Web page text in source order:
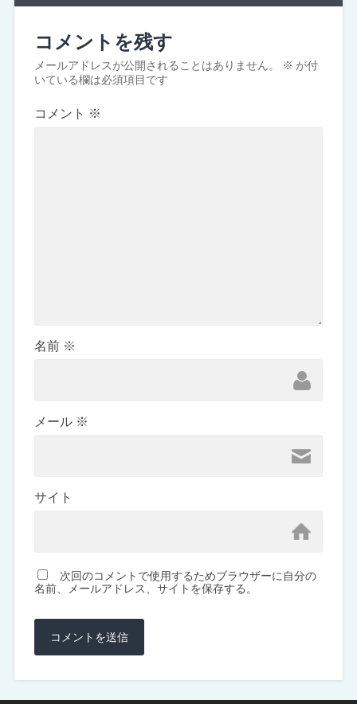
コメントを残す
メールアドレスが公開されることはありません。 ※ が付
いている欄は必須項目です
コメント ※
名前 ※
メール ※
サイト
次回のコメントで使用するためブラウザーに自分の
名前、メールアドレス、サイトを保存する。